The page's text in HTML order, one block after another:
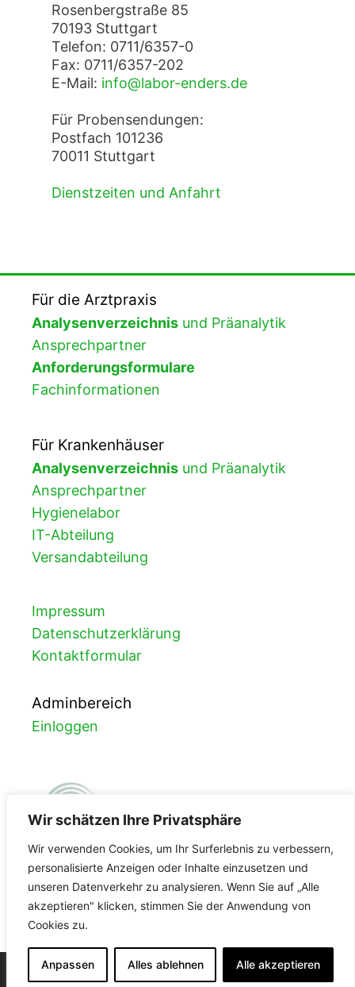
Wir schätzen Ihre Privatsphäre
Wir verwenden Cookies, um Ihr Surferlebnis zu verbessern,
personalisierte Anzeigen oder Inhalte einzusetzen und
unseren Datenverkehr zu analysieren. Wenn Sie auf „Alle
akzeptieren" klicken, stimmen Sie der Anwendung von
Cookies zu.
Anpassen Alles ablehnen Alle akzeptieren
Rosenbergstraße 85
70193 Stuttgart
Telefon: 0711/6357-0
Fax: 0711/6357-202
E-Mail: info@labor-enders.de
Für Probensendungen:
Postfach 101236
70011 Stuttgart
Dienstzeiten und Anfahrt
Für die Arztpraxis
Analysenverzeichnis und Präanalytik
Ansprechpartner
Anforderungsformulare
Fachinformationen
Für Krankenhäuser
Analysenverzeichnis und Präanalytik
Ansprechpartner
Hygienelabor
IT-Abteilung
Versandabteilung
Impressum
Datenschutzerklärung
Kontaktformular
Adminbereich
Einloggen
FDA-Registrierung
3002965587
© 2026 Labor Enders GeneratePress